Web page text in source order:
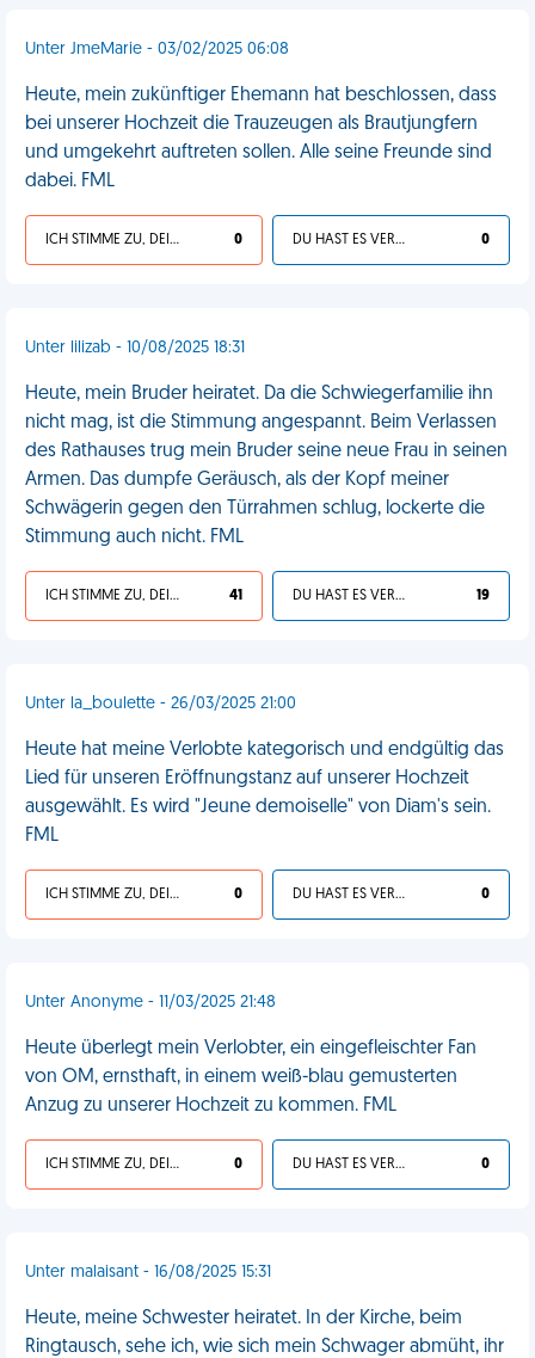
Unter JmeMarie - 03/02/2025 06:08
Heute, mein zukünftiger Ehemann hat beschlossen, dass
bei unserer Hochzeit die Trauzeugen als Brautjungfern
und umgekehrt auftreten sollen. Alle seine Freunde sind
dabei. FML
ICH STIMME ZU, DEIN LEBEN IST SCHEISSE 0 DU HAST ES VERDIENT 0
Unter lilizab - 10/08/2025 18:31
Heute, mein Bruder heiratet. Da die Schwiegerfamilie ihn
nicht mag, ist die Stimmung angespannt. Beim Verlassen
des Rathauses trug mein Bruder seine neue Frau in seinen
Armen. Das dumpfe Geräusch, als der Kopf meiner
Schwägerin gegen den Türrahmen schlug, lockerte die
Stimmung auch nicht. FML
ICH STIMME ZU, DEIN LEBEN IST SCHEISSE 41 DU HAST ES VERDIENT 19
Unter la_boulette - 26/03/2025 21:00
Heute hat meine Verlobte kategorisch und endgültig das
Lied für unseren Eröffnungstanz auf unserer Hochzeit
ausgewählt. Es wird "Jeune demoiselle" von Diam's sein.
FML
ICH STIMME ZU, DEIN LEBEN IST SCHEISSE 0 DU HAST ES VERDIENT 0
Unter Anonyme - 11/03/2025 21:48
Heute überlegt mein Verlobter, ein eingefleischter Fan
von OM, ernsthaft, in einem weiß-blau gemusterten
Anzug zu unserer Hochzeit zu kommen. FML
ICH STIMME ZU, DEIN LEBEN IST SCHEISSE 0 DU HAST ES VERDIENT 0
Unter malaisant - 16/08/2025 15:31
Heute, meine Schwester heiratet. In der Kirche, beim
Ringtausch, sehe ich, wie sich mein Schwager abmüht, ihr